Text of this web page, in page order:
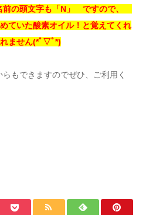
前の頭文字も「N」 ですので、
ていた酸素オイル！と覚えてくれ
ません(*ﾟ▽ﾟ*)
もできますのでぜひ、ご利用く